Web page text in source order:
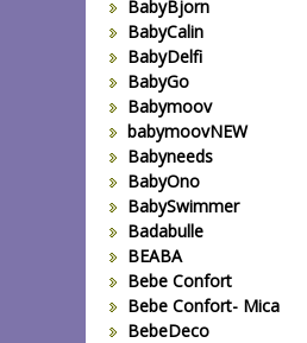
BabyBjorn
BabyCalin
BabyDelfi
BabyGo
Babymoov
babymoovNEW
Babyneeds
BabyOno
BabySwimmer
Badabulle
BEABA
Bebe Confort
Bebe Confort- Mica
BebeDeco